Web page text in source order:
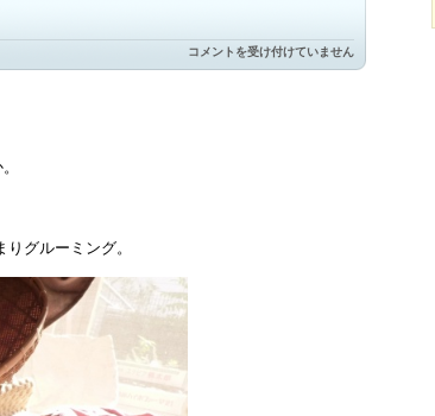
秋
の
コメントを受け付けていません
グルーミング。